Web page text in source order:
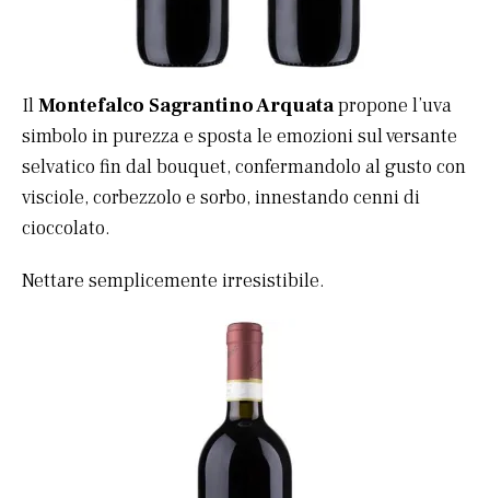
IlMontefalco Sagrantino Arquatapropone l’uva
simbolo in purezza e sposta le emozioni sul versante
selvatico fin dal bouquet, confermandolo al gusto con
visciole, corbezzolo e sorbo, innestando cenni di
cioccolato.
Nettare semplicemente irresistibile.